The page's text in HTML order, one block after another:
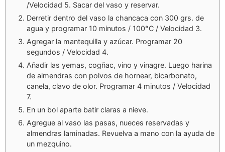
/Velocidad 5. Sacar del vaso y reservar.
Derretir dentro del vaso la chancaca con 300 grs. de
agua y programar 10 minutos / 100°C / Velocidad 3.
Agregar la mantequilla y azúcar. Programar 20
segundos / Velocidad 4.
Añadir las yemas, cogñac, vino y vinagre. Luego harina
de almendras con polvos de hornear, bicarbonato,
canela, clavo de olor. Programar 4 minutos / Velocidad
7.
En un bol aparte batir claras a nieve.
Agregue al vaso las pasas, nueces reservadas y
almendras laminadas. Revuelva a mano con la ayuda de
un mezquino.